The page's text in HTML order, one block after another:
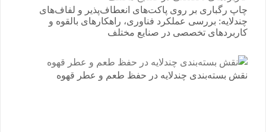
چاپ رگباری بر روی پاکت‌های انعطاف‌پذیر و لفاف‌های
چندلایه: بررسی عملکرد فناوری، راهکارهای بالقوه و
کاربردهای تخصصی در صنایع مختلف
نقش بسته‌بندی چندلایه در حفظ طعم و عطر قهوه